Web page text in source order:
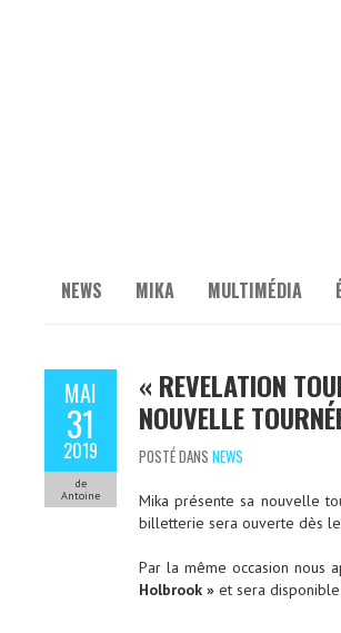
NEWS MIKA MULTIMÉDIA
MAI
31
2019
de
Antoine
« REVELATION
NOUVELLE
POSTÉ DANS NEWS
Mika présente sa nouvelle
billetterie sera ouverte dès
Par la même occasion nous
Holbrook » et sera